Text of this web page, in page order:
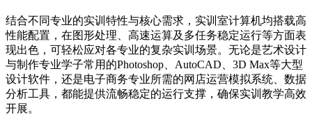
结合不同专业的实训特性与核心需求，实训室计算机均搭载高
性能配置，在图形处理、高速运算及多任务稳定运行等方面表
现出色，可轻松应对各专业的复杂实训场景。无论是艺术设计
与制作专业学子常用的Photoshop、AutoCAD、3D Max等大型
设计软件，还是电子商务专业所需的网店运营模拟系统、数据
分析工具，都能提供流畅稳定的运行支撑，确保实训教学高效
开展。